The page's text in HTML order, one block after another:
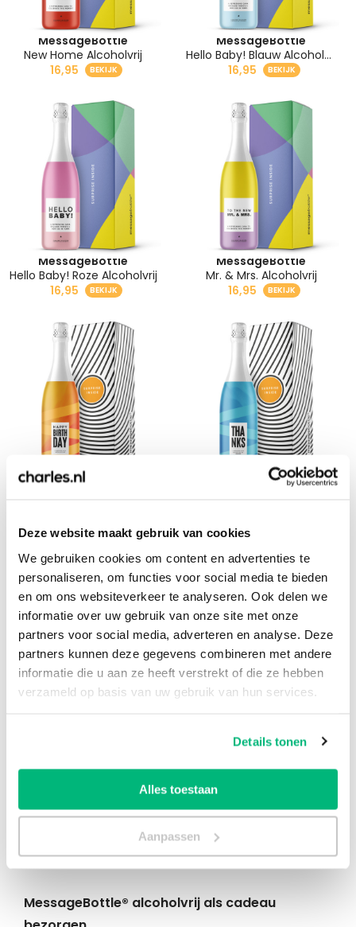
Deze website maakt gebruik van cookies
We gebruiken cookies om content en advertenties te
personaliseren, om functies voor social media te bieden
en om ons websiteverkeer te analyseren. Ook delen we
informatie over uw gebruik van onze site met onze
partners voor social media, adverteren en analyse. Deze
partners kunnen deze gegevens combineren met andere
informatie die u aan ze heeft verstrekt of die ze hebben
verzameld op basis van uw gebruik van hun services.
Details tonen
Alles toestaan
Aanpassen
MessageBottle
New Home Alcoholvrij
16,95
MessageBottle
Hello Baby! Blauw Alcoholvrij
16,95
MessageBottle
Hello Baby! Roze Alcoholvrij
16,95
MessageBottle
Mr. & Mrs. Alcoholvrij
16,95
MessageBottle
MessageBottle
Wie wil jij een alcoholvrij cadeau geven?
Ontdek het ideale alcoholvrije cadeau bij Charles.
Naast ons uitgebreide assortiment cadeaupakketten
bieden we een brede selectie verfijnde alcoholvrije
bubbels met een feestelijk etiket met voor elke
®; een lijn met speciale flessen, allemaal
bubbels zijn beoordeeld en geselecteerd door erkende
met MessageBottle dus een fles alcoholvrije bubbels
die er aansprekend uitziet én met een inhoud van
hoogwaardige kwaliteit.
MessageBottle® alcoholvrij als cadeau